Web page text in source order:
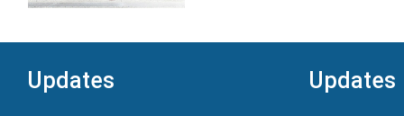
Updates Updates